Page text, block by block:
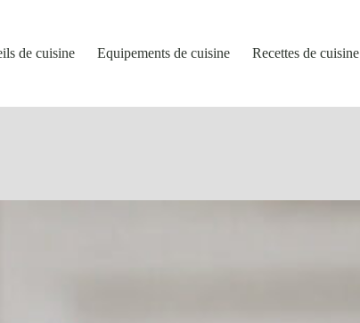
de cuisine Equipements de cuisine Recettes de cuisine